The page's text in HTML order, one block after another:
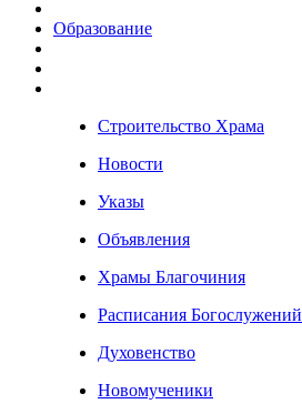
Образование
Строительство Храма
Новости
Указы
Объявления
Храмы Благочиния
Расписания Богослужений
Духовенство
Новомученики